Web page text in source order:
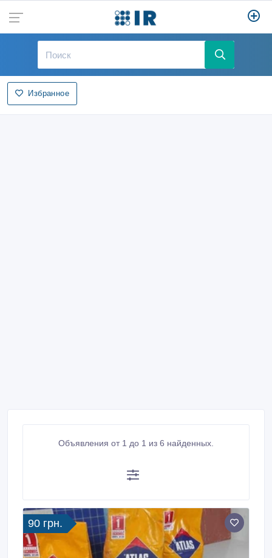
Избранное
Объявления от 1 до 1 из 6 найденных.
90 грн.